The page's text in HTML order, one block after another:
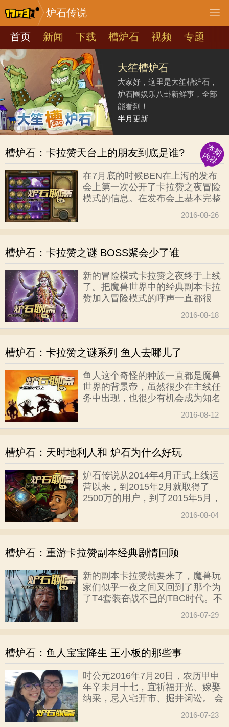
炉石传说
首页 新闻 下载 槽炉石 视频 专题
大笙槽炉石
大家好，这里是大笙槽炉石，
炉石圈娱乐八卦新鲜事，全部
能看到！
半月更新
槽炉石：卡拉赞天台上的朋友到底是谁? 本期
内容
在7月底的时候BEN在上海的发布
会上第一次公开了卡拉赞之夜冒险
模式的信息。在发布会上基本完整
的介绍了卡拉赞之夜的副本设置情
况，当年的BOSS们也都陆续登
斗，但是最后一个boss却被隐藏
了。那么问题来了，最后一个
BOSS到底是谁？
2016-08-26
槽炉石：卡拉赞之谜 BOSS聚会少了谁
新的冒险模式卡拉赞之夜终于上线
了。把魔兽世界中的经典副本卡拉
赞加入冒险模式的呼声一直都很
高。这个魔兽世界里程碑式的小型
团队副本的知名度并不在纳克萨玛
2016-08-18
槽炉石：卡拉赞之谜系列 鱼人去哪儿了
鱼人这个奇怪的种族一直都是魔兽
世界的背景帝，虽然很少在主线任
务中出现，也很少有机会成为知名
BOSS，但是鱼人的特点在于他们
可以存在于世界的每一个角落，只
大陆相比，他们似乎更喜欢炉石酒
馆这样的地方，因为他们觉得这是
比南海镇什么的更加有趣。
2016-08-12
槽炉石：天时地利人和 炉石为什么好玩
炉石传说从2014年4月正式上线运
营以来，到2015年2月就取得了
2500万的用户，到了2015年5月，
度财报显示，炉石传说的用户数量
已经超过4000万，2016年的一季
5000万，并为公司带来超过10亿美
元的营收。第二季度财报尚未公
布，但是考虑到4月底《上古之神
的低语》新资料片的上线，恐怕在
营收和注册用户上必然会有一个显
2016-08-04
槽炉石：重游卡拉赞副本经典剧情回顾
新的副本卡拉赞就要来了，魔兽玩
家们似乎一夜之间又回到了那个为
了T4套装奋战不已的TBC时代。不
可否认卡拉赞在魔兽世界的副本排
行中绝对排在前面。就连我大
赞作为主要场景，再现了魔兽世界
中的经典回忆。在很久以前，纳克
萨玛斯冒险模式刚出来的时候，就
有人断言，卡拉赞必然重出江湖！
并且根据卡拉赞的BOSS情况自己
设计了冒险模式。 那么我们一起回
2016-07-29
槽炉石：鱼人宝宝降生 王小板的那些事
时公元2016年7月20日，农历甲申
年辛未月十七，宜祈福开光、嫁娶
纳采，忌入宅开市、掘井词讼。 会
长安德罗妮和板娘萌太奇喜得贵
子，江湖人称炉二代鱼人宝宝王小
2016-07-23